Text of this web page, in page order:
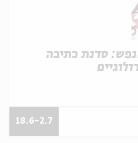
סדנת כתיבה
18.6-2.7